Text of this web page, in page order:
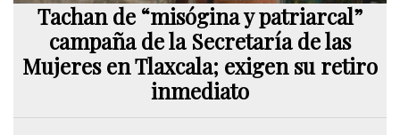
Tachan de “misógina y patriarcal”
campaña de la Secretaría de las
Mujeres en Tlaxcala; exigen su retiro
inmediato